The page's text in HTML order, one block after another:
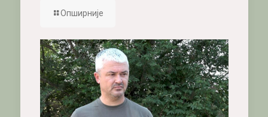
Опширније